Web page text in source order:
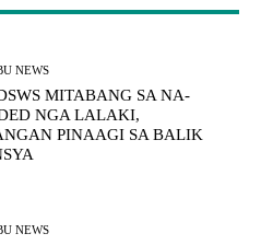
NEWS
MITABANG SA NA-
NGA LALAKI,
PINAAGI SA BALIK
NEWS